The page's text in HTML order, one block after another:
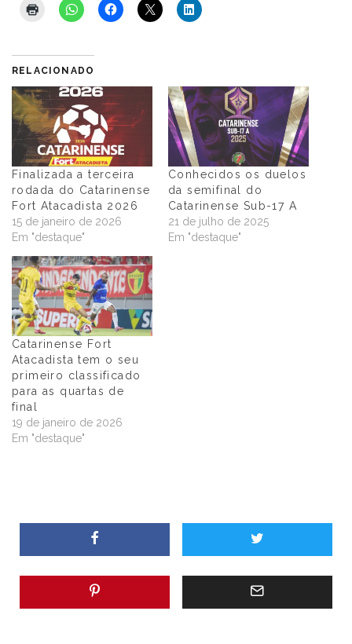
RELACIONADO
Finalizada a terceira
rodada do Catarinense
Fort Atacadista 2026
15 de janeiro de 2026
Em "destaque"
Conhecidos os duelos
da semifinal do
Catarinense Sub-17 A
21 de julho de 2025
Em "destaque"
Catarinense Fort
Atacadista tem o seu
primeiro classificado
para as quartas de
final
19 de janeiro de 2026
Em "destaque"